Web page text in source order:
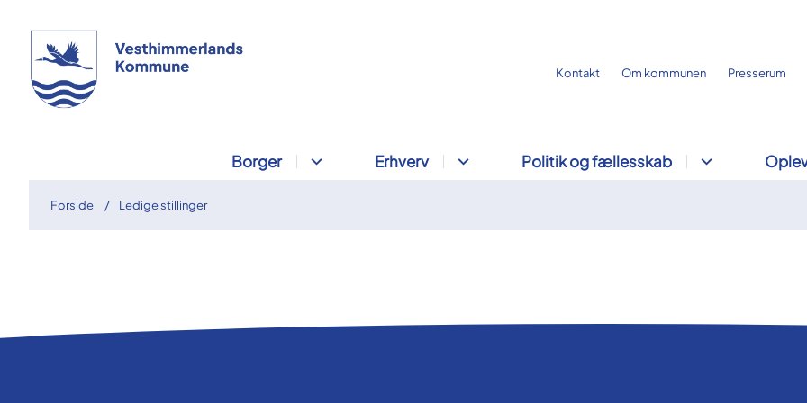
Kontakt Om kommunen Presserum
Borger Erhverv Politik og fællesskab
Forside Ledige stillinger